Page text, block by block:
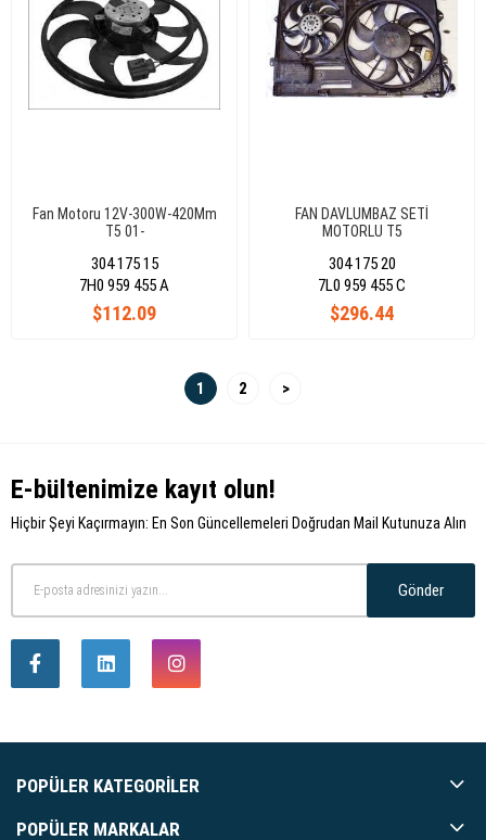
Fan Motoru 12V-300W-420Mm
T5 01-
304 175 15
$112.09
7H0 959 455 A
FAN DAVLUMBAZ SETİ
MOTORLU T5
304 175 20
$296.44
7L0 959 455 C
1 2 >
E-bültenimize kayıt olun!
Hiçbir Şeyi Kaçırmayın: En Son Güncellemeleri Doğrudan Mail Kutunuza Alın
Gönder
POPÜLER KATEGORILER
POPÜLER MARKALAR